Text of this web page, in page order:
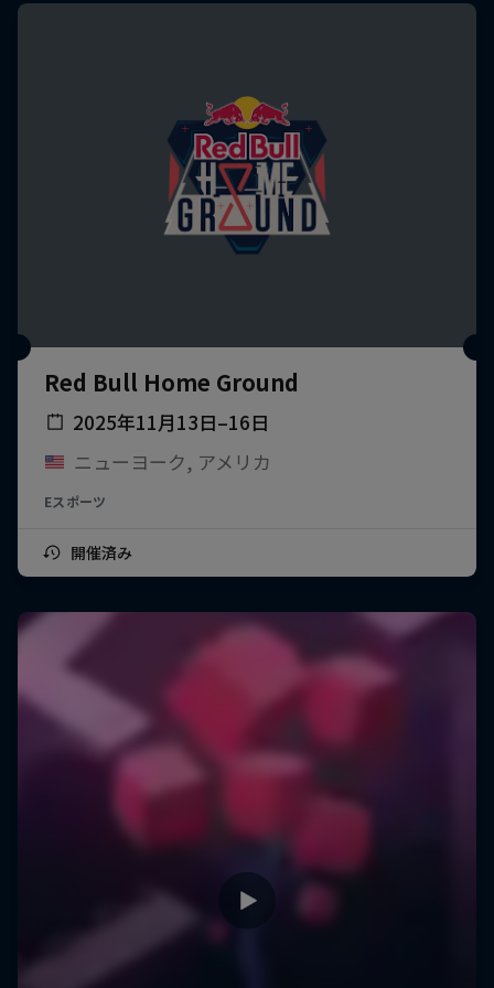
Red Bull Home Ground
2025年11月13日–16日
ニューヨーク, アメリカ
Eスポーツ
開催済み